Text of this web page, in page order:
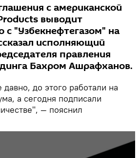
с американской
выводит
с "Узбекнефтегазом" на
исполняющий
правления
Бахром Ашрафханов.
до этого работали на
а сегодня подписали
— пояснил